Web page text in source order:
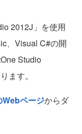
2012J」を使用
、Visual C#の開
Studio
ます。
Webページからダ